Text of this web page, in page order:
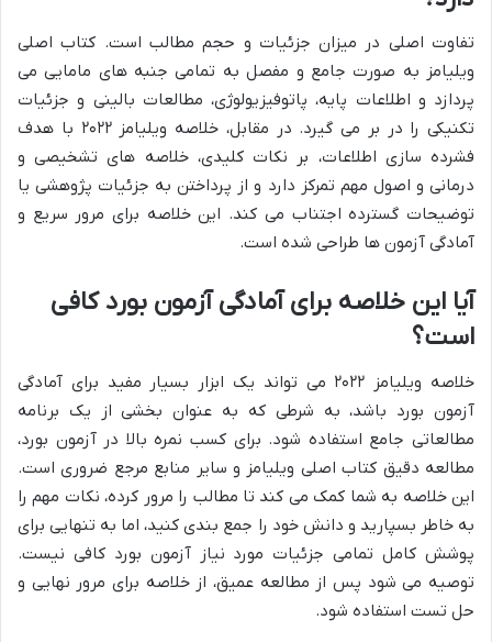
تفاوت اصلی در میزان جزئیات و حجم مطالب است. کتاب اصلی
ویلیامز به صورت جامع و مفصل به تمامی جنبه های مامایی می
پردازد و اطلاعات پایه، پاتوفیزیولوژی، مطالعات بالینی و جزئیات
تکنیکی را در بر می گیرد. در مقابل، خلاصه ویلیامز ۲۰۲۲ با هدف
فشرده سازی اطلاعات، بر نکات کلیدی، خلاصه های تشخیصی و
درمانی و اصول مهم تمرکز دارد و از پرداختن به جزئیات پژوهشی یا
توضیحات گسترده اجتناب می کند. این خلاصه برای مرور سریع و
آمادگی آزمون ها طراحی شده است.
آیا این خلاصه برای آمادگی آزمون بورد کافی
است؟
خلاصه ویلیامز ۲۰۲۲ می تواند یک ابزار بسیار مفید برای آمادگی
آزمون بورد باشد، به شرطی که به عنوان بخشی از یک برنامه
مطالعاتی جامع استفاده شود. برای کسب نمره بالا در آزمون بورد،
مطالعه دقیق کتاب اصلی ویلیامز و سایر منابع مرجع ضروری است.
این خلاصه به شما کمک می کند تا مطالب را مرور کرده، نکات مهم را
به خاطر بسپارید و دانش خود را جمع بندی کنید، اما به تنهایی برای
پوشش کامل تمامی جزئیات مورد نیاز آزمون بورد کافی نیست.
توصیه می شود پس از مطالعه عمیق، از خلاصه برای مرور نهایی و
حل تست استفاده شود.